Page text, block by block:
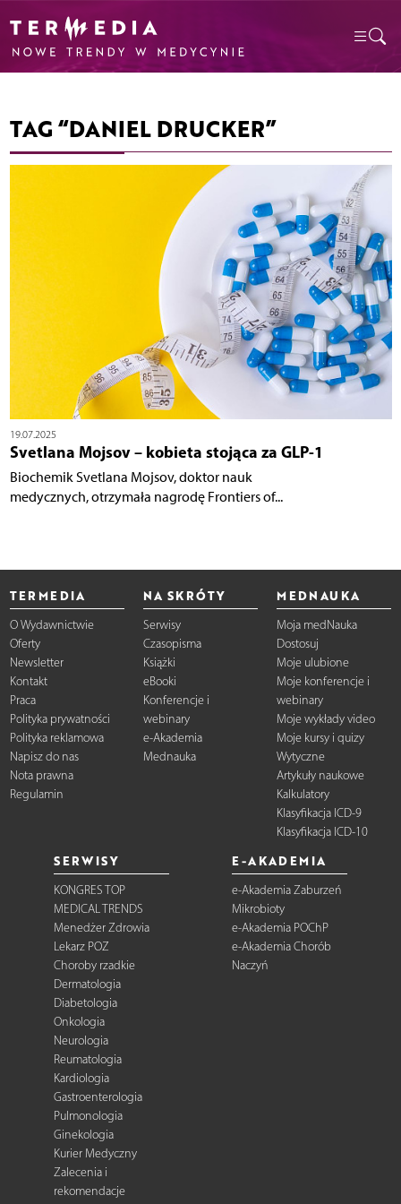
TAG “DANIEL DRUCKER”
19.07.2025
Svetlana Mojsov – kobieta stojąca za GLP-1
Biochemik Svetlana Mojsov, doktor nauk
medycznych, otrzymała nagrodę Frontiers of...
TERMEDIA
O Wydawnictwie
Oferty
Newsletter
Kontakt
Praca
Polityka prywatności
Polityka reklamowa
Napisz do nas
Nota prawna
Regulamin
NA SKRÓTY
Serwisy
Czasopisma
Książki
eBooki
Konferencje i
webinary
e-Akademia
Mednauka
MEDNAUKA
Moja medNauka
Dostosuj
Moje ulubione
Moje konferencje i
webinary
Moje wykłady video
Moje kursy i quizy
Wytyczne
Artykuły naukowe
Kalkulatory
Klasyfikacja ICD-9
Klasyfikacja ICD-10
SERWISY
KONGRES TOP
MEDICAL TRENDS
Menedżer Zdrowia
Lekarz POZ
Choroby rzadkie
Dermatologia
Diabetologia
Onkologia
Neurologia
Reumatologia
Kardiologia
Gastroenterologia
Pulmonologia
Ginekologia
Kurier Medyczny
Zalecenia i
rekomendacje
E-AKADEMIA
e-Akademia Zaburzeń
Mikrobioty
e-Akademia POChP
e-Akademia Chorób
Naczyń